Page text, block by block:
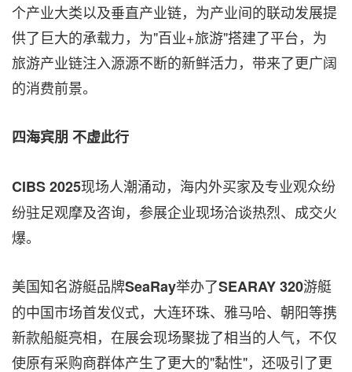
个产业大类以及垂直产业链，为产业间的联动发展提
供了巨大的承载力，为"百业+旅游"搭建了平台，为
旅游产业链注入源源不断的新鲜活力，带来了更广阔
的消费前景。
四海宾朋 不虚此行
CIBS 2025现场人潮涌动，海内外买家及专业观众纷
纷驻足观摩及咨询，参展企业现场洽谈热烈、成交火
爆。
美国知名游艇品牌SeaRay举办了SEARAY 320游艇
的中国市场首发仪式，大连环珠、雅马哈、朝阳等携
新款船艇亮相，在展会现场聚拢了相当的人气，不仅
使原有采购商群体产生了更大的"黏性"，还吸引了更